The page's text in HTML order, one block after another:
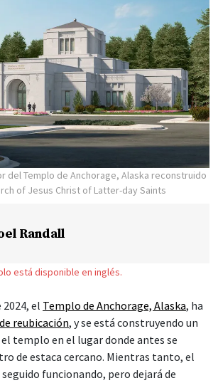
del Templo de Anchorage, Alaska reconstruido
of Jesus Christ of Latter-day Saints
Randall
está disponible en inglés.
el Templo de Anchorage, Alaska, ha
reubicación, y se está construyendo un
templo en el lugar donde antes se
de estaca cercano. Mientras tanto, el
funcionando, pero dejará de